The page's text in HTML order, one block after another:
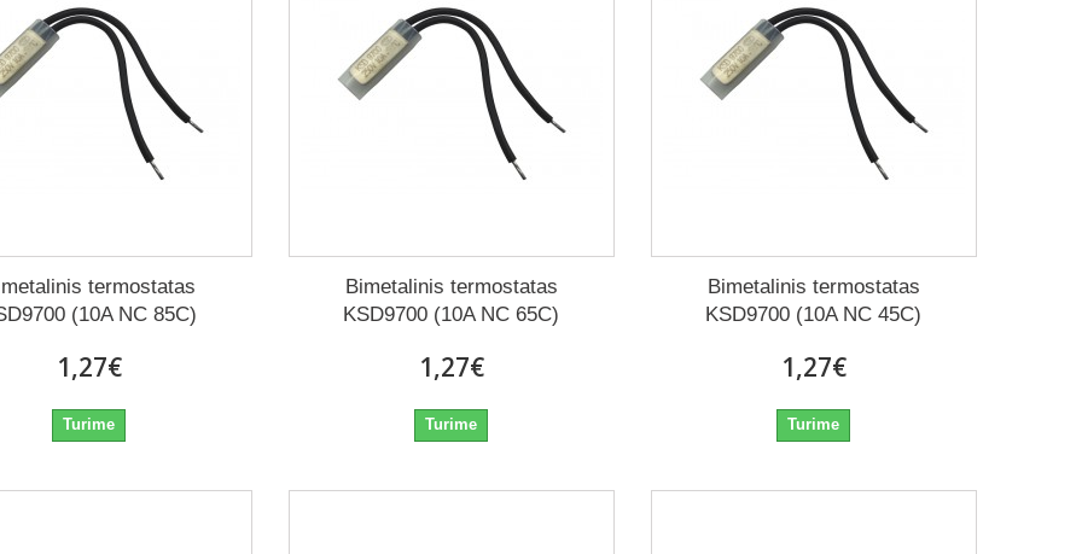
termostatas
(10A NC 85C)
1,27€
Turime
Bimetalinis termostatas
KSD9700 (10A NC 65C)
1,27€
Turime
Bimetalinis termostatas
KSD9700 (10A NC 45C)
1,27€
Turime